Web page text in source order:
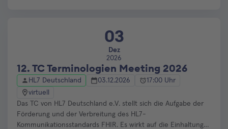
03
Dez
2026
12. TC Terminologien Meeting 2026
HL7 Deutschland 03.12.2026
17:00 Uhr
virtuell
Das TC von HL7 Deutschland e.V. stellt sich die Aufgabe der
Förderung und der Verbreitung des HL7-
Kommunikationsstandards FHIR. Es wirkt auf die Einhaltung